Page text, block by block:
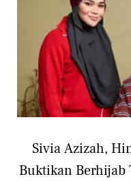
Sivia Azizah,
Buktikan Berhijab